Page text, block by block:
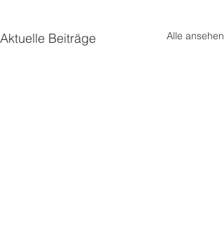
Aktuelle Beiträge Alle ansehen